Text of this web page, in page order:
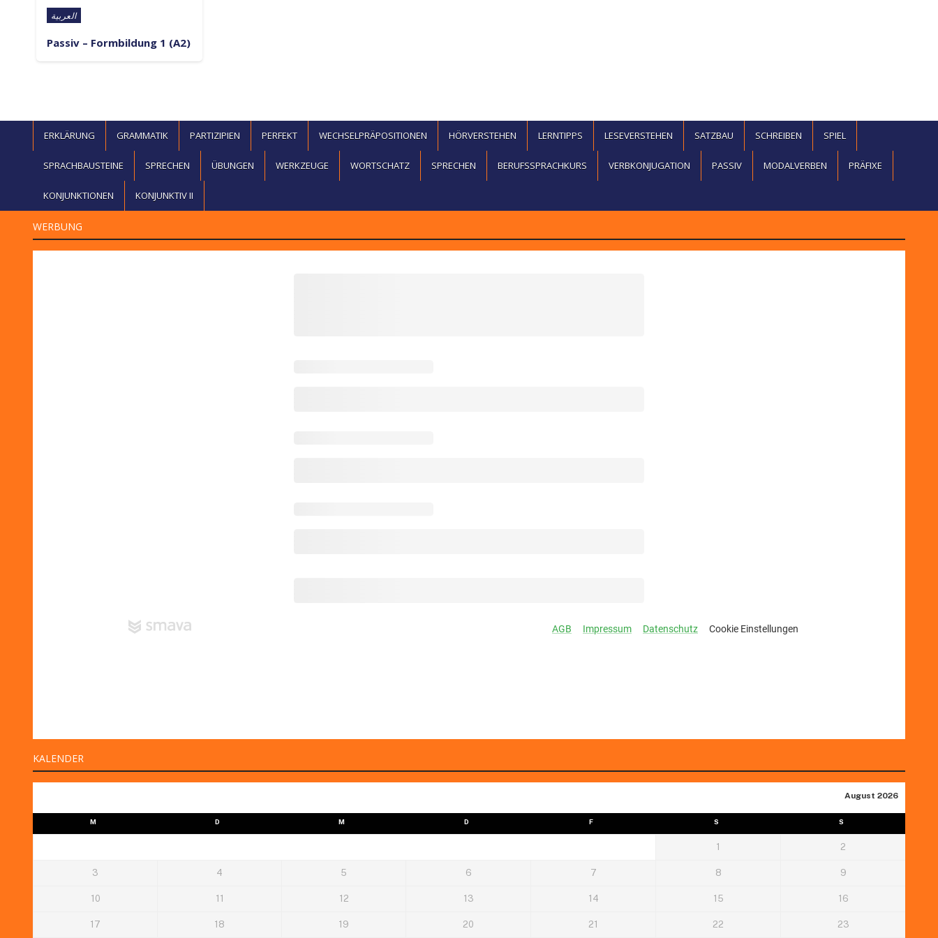
Posted in
العربية
Passiv – Formbildung 1 (A2)
ERKLÄRUNG GRAMMATIK PARTIZIPIEN PERFEKT WECHSELPRÄPOSITIONEN HÖRVERSTEHEN LERNTIPPS LESEVERSTEHEN SATZBAU SCHREIBEN SPIEL
SPRACHBAUSTEINE SPRECHEN ÜBUNGEN WERKZEUGE WORTSCHATZ SPRECHEN BERUFSSPRACHKURS VERBKONJUGATION PASSIV MODALVERBEN PRÄFIXE
KONJUNKTIONEN KONJUNKTIV II
WERBUNG
KALENDER
August 2026
M D M D F S S
1 2
3 4 5 6 7 8 9
10 11 12 13 14 15 16
17 18 19 20 21 22 23